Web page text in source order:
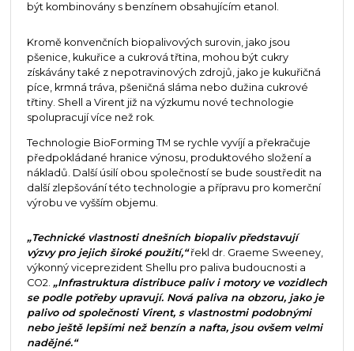
být kombinovány s benzínem obsahujícím etanol.
Kromě konvenčních biopalivových surovin, jako jsou
pšenice, kukuřice a cukrová třtina, mohou být cukry
získávány také z nepotravinových zdrojů, jako je kukuřičná
píce, krmná tráva, pšeničná sláma nebo dužina cukrové
třtiny. Shell a Virent již na výzkumu nové technologie
spolupracují více než rok.
Technologie BioForming TM se rychle vyvíjí a překračuje
předpokládané hranice výnosu, produktového složení a
nákladů. Další úsilí obou společností se bude soustředit na
další zlepšování této technologie a přípravu pro komerční
výrobu ve vyšším objemu.
„Technické vlastnosti dnešních biopaliv představují
výzvy pro jejich široké použití,“řekl dr. Graeme Sweeney,
výkonný viceprezident Shellu pro paliva budoucnosti a
CO2. „Infrastruktura distribuce paliv i motory ve vozidlech
se podle potřeby upravují. Nová paliva na obzoru, jako je
palivo od společnosti Virent, s vlastnostmi podobnými
nebo ještě lepšími než benzín a nafta, jsou ovšem velmi
nadějné.“